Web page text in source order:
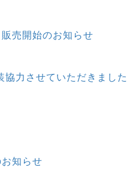
売開始のお知らせ
力させていただきました
知らせ